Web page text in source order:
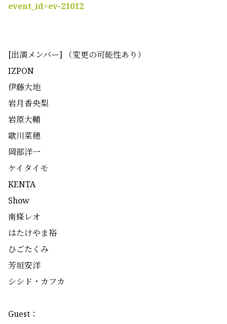
event_id=ev-21012
[出演メンバー] （変更の可能性あり）
IZPON
伊藤大地
岩月香央梨
岩原大輔
歌川菜穂
岡部洋一
ケイタイモ
KENTA
Show
南條レオ
はたけやま裕
ひごたくみ
芳垣安洋
シシド・カフカ
Guest：